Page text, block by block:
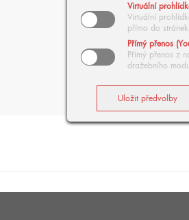
Virtuální
Virtuální
přímo do stránek
Přímý přenos
Přímý přenos z
dražebního